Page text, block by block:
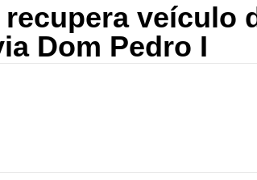
veículo
Dom Pedro I